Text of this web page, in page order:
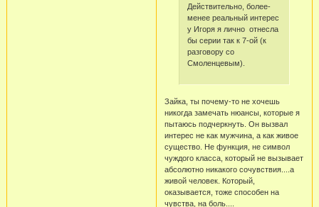
Действительно, более-
менее реальный интерес
у Игоря я лично отнесла
бы серии так к 7-ой (к
разговору со
Смоленцевым).
Зайка, ты почему-то не хочешь
никогда замечать нюансы, которые я
пытаюсь подчеркнуть. Он вызвал
интерес не как мужчина, а как живое
существо. Не функция, не символ
чуждого класса, который не вызывает
абсолютно никакого сочувствия....а
живой человек. Который,
оказывается, тоже способен на
чувства, на боль....